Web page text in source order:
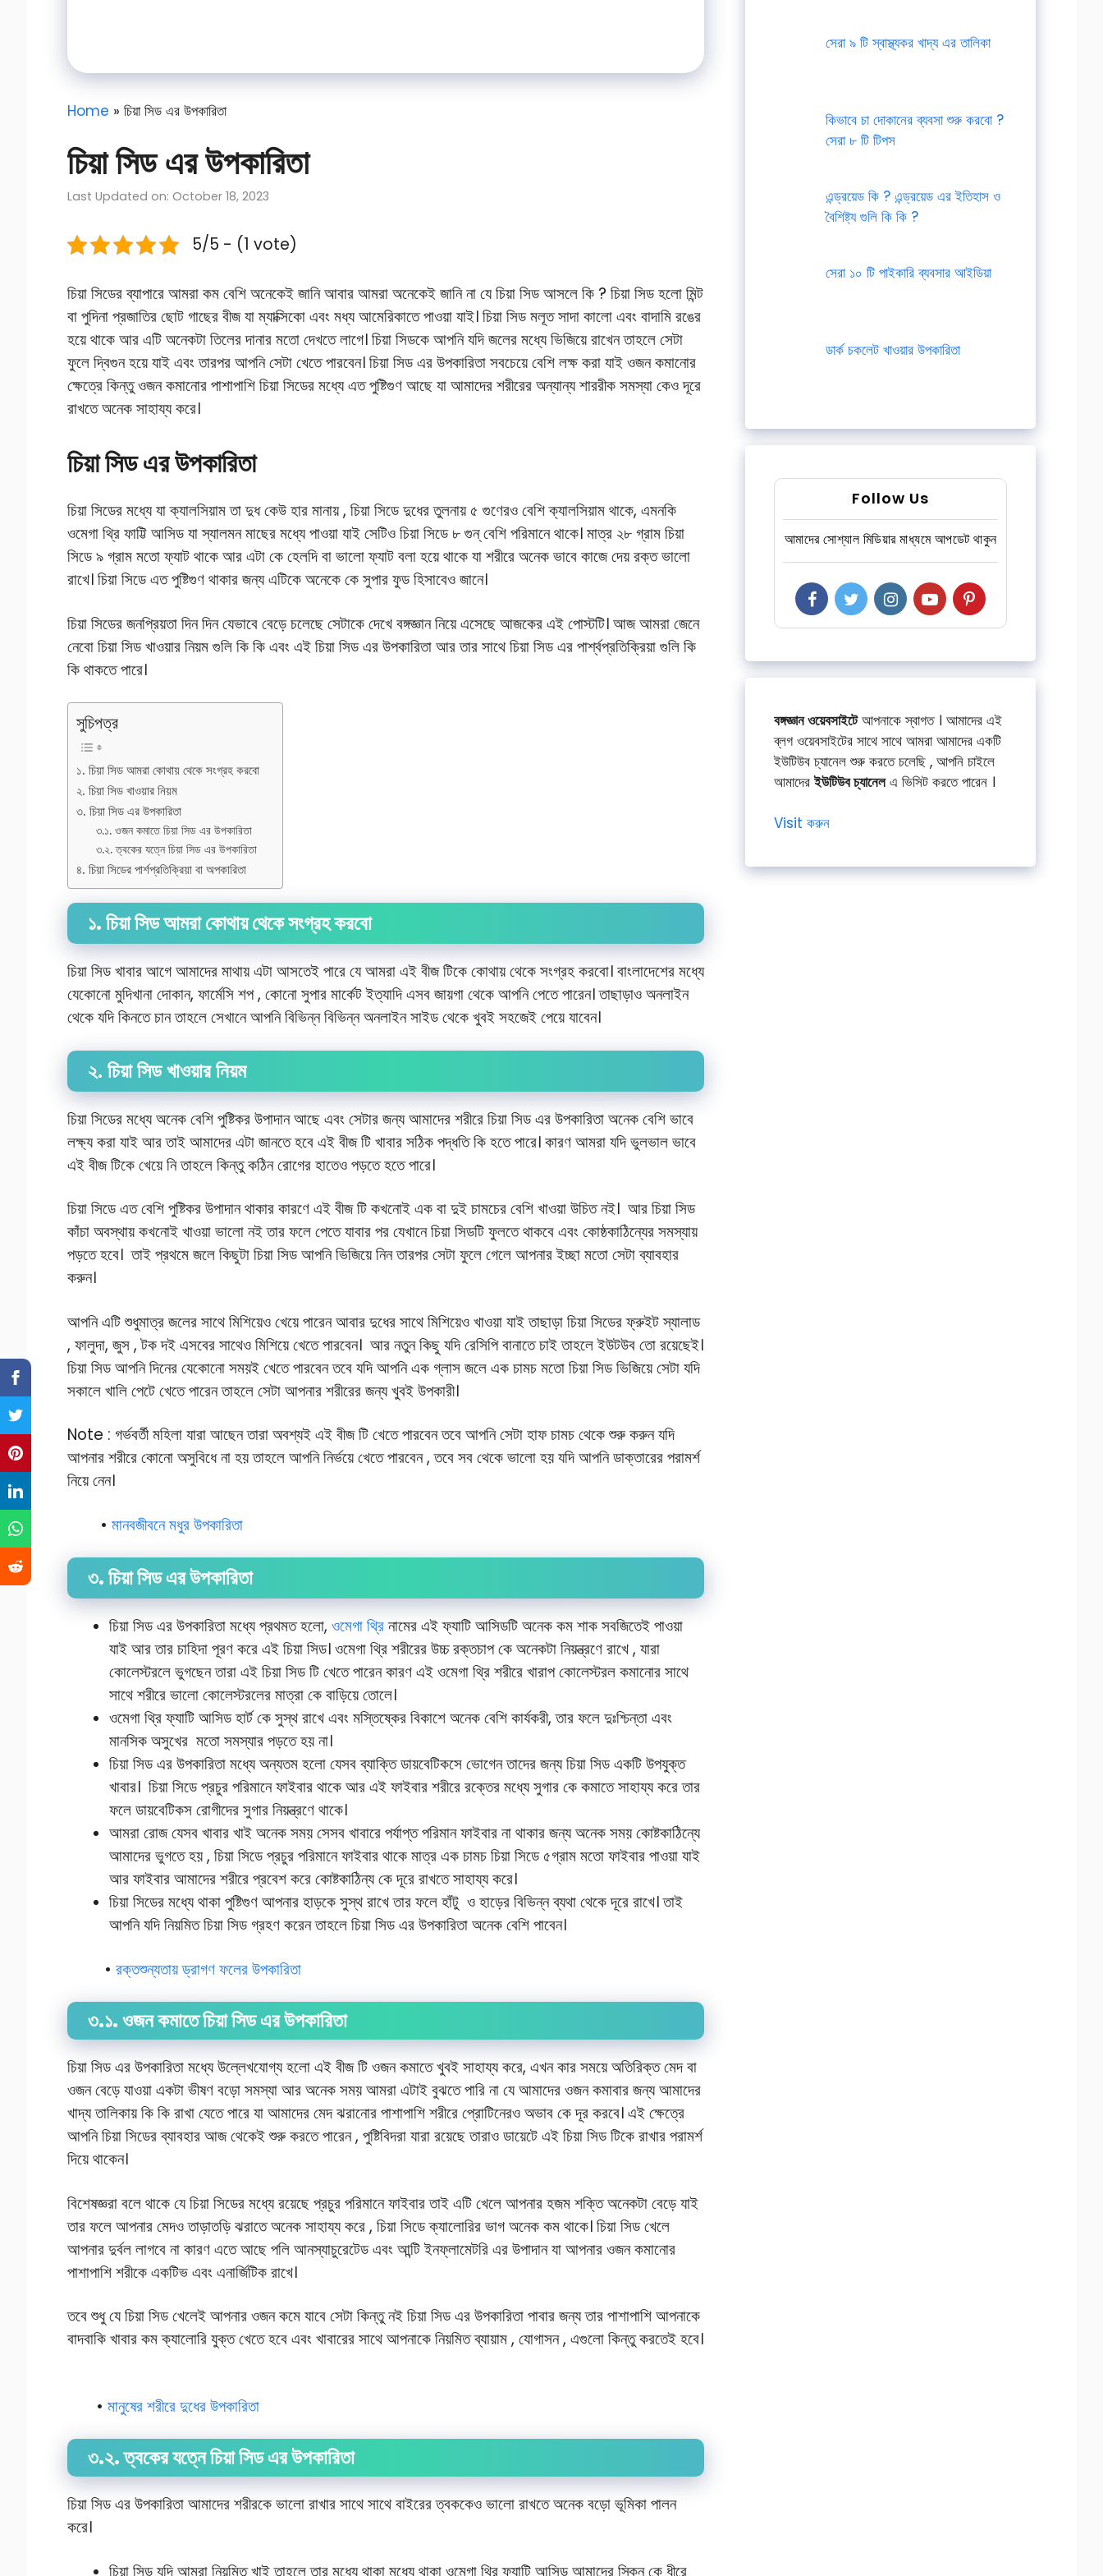
Home » চিয়া সিড এর উপকারিতা
চিয়া সিড এর উপকারিতা
Last Updated on: October 18, 2023
5/5 - (1 vote)
চিয়া সিডের ব্যাপারে আমরা কম বেশি অনেকেই জানি আবার আমরা অনেকেই জানি না যে চিয়া সিড আসলে কি ? চিয়া সিড হলো মিন্ট
বা পুদিনা প্রজাতির ছোট গাছের বীজ যা ম্যাক্সিকো এবং মধ্য আমেরিকাতে পাওয়া যাই। চিয়া সিড মলূত সাদা কালো এবং বাদামি রঙের
হয়ে থাকে আর এটি অনেকটা তিলের দানার মতো দেখতে লাগে। চিয়া সিডকে আপনি যদি জলের মধ্যে ভিজিয়ে রাখেন তাহলে সেটা
ফুলে দ্বিগুন হয়ে যাই এবং তারপর আপনি সেটা খেতে পারবেন। চিয়া সিড এর উপকারিতা সবচেয়ে বেশি লক্ষ করা যাই ওজন কমানোর
ক্ষেত্রে কিন্তু ওজন কমানোর পাশাপাশি চিয়া সিডের মধ্যে এত পুষ্টিগুণ আছে যা আমাদের শরীরের অন্যান্য শাররীক সমস্যা কেও দূরে
রাখতে অনেক সাহায্য করে।
চিয়া সিড এর উপকারিতা
চিয়া সিডের মধ্যে যা ক্যালসিয়াম তা দুধ কেউ হার মানায় , চিয়া সিডে দুধের তুলনায় ৫ গুণেরও বেশি ক্যালসিয়াম থাকে, এমনকি
ওমেগা থ্রি ফাট্টি আসিড যা স্যালমন মাছের মধ্যে পাওয়া যাই সেটিও চিয়া সিডে ৮ গুন্ বেশি পরিমানে থাকে। মাত্র ২৮ গ্রাম চিয়া
সিডে ৯ গ্রাম মতো ফ্যাট থাকে আর এটা কে হেলদি বা ভালো ফ্যাট বলা হয়ে থাকে যা শরীরে অনেক ভাবে কাজে দেয় রক্ত ভালো
রাখে। চিয়া সিডে এত পুষ্টিগুণ থাকার জন্য এটিকে অনেকে কে সুপার ফুড হিসাবেও জানে।
চিয়া সিডের জনপ্রিয়তা দিন দিন যেভাবে বেড়ে চলেছে সেটাকে দেখে বঙ্গজ্ঞান নিয়ে এসেছে আজকের এই পোস্টটি। আজ আমরা জেনে
নেবো চিয়া সিড খাওয়ার নিয়ম গুলি কি কি এবং এই চিয়া সিড এর উপকারিতা আর তার সাথে চিয়া সিড এর পার্শ্বপ্রতিক্রিয়া গুলি কি
কি থাকতে পারে।
সুচিপত্র
১. চিয়া সিড আমরা কোথায় থেকে সংগ্রহ করবো
২. চিয়া সিড খাওয়ার নিয়ম
৩. চিয়া সিড এর উপকারিতা
৩.১. ওজন কমাতে চিয়া সিড এর উপকারিতা
৩.২. ত্বকের যত্নে চিয়া সিড এর উপকারিতা
৪. চিয়া সিডের পার্শপ্রতিক্রিয়া বা অপকারিতা
১. চিয়া সিড আমরা কোথায় থেকে সংগ্রহ করবো
চিয়া সিড খাবার আগে আমাদের মাথায় এটা আসতেই পারে যে আমরা এই বীজ টিকে কোথায় থেকে সংগ্রহ করবো। বাংলাদেশের মধ্যে
যেকোনো মুদিখানা দোকান, ফার্মেসি শপ , কোনো সুপার মার্কেট ইত্যাদি এসব জায়গা থেকে আপনি পেতে পারেন। তাছাড়াও অনলাইন
থেকে যদি কিনতে চান তাহলে সেখানে আপনি বিভিন্ন বিভিন্ন অনলাইন সাইড থেকে খুবই সহজেই পেয়ে যাবেন।
২. চিয়া সিড খাওয়ার নিয়ম
চিয়া সিডের মধ্যে অনেক বেশি পুষ্টিকর উপাদান আছে এবং সেটার জন্য আমাদের শরীরে চিয়া সিড এর উপকারিতা অনেক বেশি ভাবে
লক্ষ্য করা যাই আর তাই আমাদের এটা জানতে হবে এই বীজ টি খাবার সঠিক পদ্ধতি কি হতে পারে। কারণ আমরা যদি ভুলভাল ভাবে
এই বীজ টিকে খেয়ে নি তাহলে কিন্তু কঠিন রোগের হাতেও পড়তে হতে পারে।
চিয়া সিডে এত বেশি পুষ্টিকর উপাদান থাকার কারণে এই বীজ টি কখনোই এক বা দুই চামচের বেশি খাওয়া উচিত নই। আর চিয়া সিড
কাঁচা অবস্থায় কখনোই খাওয়া ভালো নই তার ফলে পেতে যাবার পর যেখানে চিয়া সিডটি ফুলতে থাকবে এবং কোষ্ঠকাঠিন্যের সমস্যায়
পড়তে হবে। তাই প্রথমে জলে কিছুটা চিয়া সিড আপনি ভিজিয়ে নিন তারপর সেটা ফুলে গেলে আপনার ইচ্ছা মতো সেটা ব্যাবহার
করুন।
আপনি এটি শুধুমাত্র জলের সাথে মিশিয়েও খেয়ে পারেন আবার দুধের সাথে মিশিয়েও খাওয়া যাই তাছাড়া চিয়া সিডের ফ্রুইট স্যালাড
, ফালুদা, জুস , টক দই এসবের সাথেও মিশিয়ে খেতে পারবেন। আর নতুন কিছু যদি রেসিপি বানাতে চাই তাহলে ইউটউব তো রয়েছেই।
চিয়া সিড আপনি দিনের যেকোনো সময়ই খেতে পারবেন তবে যদি আপনি এক গ্লাস জলে এক চামচ মতো চিয়া সিড ভিজিয়ে সেটা যদি
সকালে খালি পেটে খেতে পারেন তাহলে সেটা আপনার শরীরের জন্য খুবই উপকারী।
Note : গর্ভবর্তী মহিলা যারা আছেন তারা অবশ্যই এই বীজ টি খেতে পারবেন তবে আপনি সেটা হাফ চামচ থেকে শুরু করুন যদি
আপনার শরীরে কোনো অসুবিধে না হয় তাহলে আপনি নির্ভয়ে খেতে পারবেন , তবে সব থেকে ভালো হয় যদি আপনি ডাক্তারের পরামর্শ
নিয়ে নেন।
• মানবজীবনে মধুর উপকারিতা
৩. চিয়া সিড এর উপকারিতা
চিয়া সিড এর উপকারিতা মধ্যে প্রথমত হলো, ওমেগা থ্রিনামের এই ফ্যাটি আসিডটি অনেক কম শাক সবজিতেই পাওয়া
যাই আর তার চাহিদা পূরণ করে এই চিয়া সিড। ওমেগা থ্রি শরীরের উচ্চ রক্তচাপ কে অনেকটা নিয়ন্ত্রণে রাখে , যারা
কোলেস্টরলে ভুগছেন তারা এই চিয়া সিড টি খেতে পারেন কারণ এই ওমেগা থ্রি শরীরে খারাপ কোলেস্টরল কমানোর সাথে
সাথে শরীরে ভালো কোলেস্টরলের মাত্রা কে বাড়িয়ে তোলে।
ওমেগা থ্রি ফ্যাটি আসিড হার্ট কে সুস্থ রাখে এবং মস্তিষ্কের বিকাশে অনেক বেশি কার্যকরী, তার ফলে দুঃশ্চিন্তা এবং
মানসিক অসুখের মতো সমস্যার পড়তে হয় না।
চিয়া সিড এর উপকারিতা মধ্যে অন্যতম হলো যেসব ব্যাক্তি ডায়বেটিকসে ভোগেন তাদের জন্য চিয়া সিড একটি উপযুক্ত
খাবার। চিয়া সিডে প্রচুর পরিমানে ফাইবার থাকে আর এই ফাইবার শরীরে রক্তের মধ্যে সুগার কে কমাতে সাহায্য করে তার
ফলে ডায়বেটিকস রোগীদের সুগার নিয়ন্ত্রণে থাকে।
আমরা রোজ যেসব খাবার খাই অনেক সময় সেসব খাবারে পর্যাপ্ত পরিমান ফাইবার না থাকার জন্য অনেক সময় কোষ্টকাঠিন্যে
আমাদের ভুগতে হয় , চিয়া সিডে প্রচুর পরিমানে ফাইবার থাকে মাত্র এক চামচ চিয়া সিডে ৫গ্রাম মতো ফাইবার পাওয়া যাই
আর ফাইবার আমাদের শরীরে প্রবেশ করে কোষ্টকাঠিন্য কে দূরে রাখতে সাহায্য করে।
চিয়া সিডের মধ্যে থাকা পুষ্টিগুণ আপনার হাড়কে সুস্থ রাখে তার ফলে হাঁটু ও হাড়ের বিভিন্ন ব্যথা থেকে দূরে রাখে। তাই
আপনি যদি নিয়মিত চিয়া সিড গ্রহণ করেন তাহলে চিয়া সিড এর উপকারিতা অনেক বেশি পাবেন।
• রক্তশুন্যতায় ড্রাগণ ফলের উপকারিতা
৩.১. ওজন কমাতে চিয়া সিড এর উপকারিতা
চিয়া সিড এর উপকারিতা মধ্যে উল্লেখযোগ্য হলো এই বীজ টি ওজন কমাতে খুবই সাহায্য করে, এখন কার সময়ে অতিরিক্ত মেদ বা
ওজন বেড়ে যাওয়া একটা ভীষণ বড়ো সমস্যা আর অনেক সময় আমরা এটাই বুঝতে পারি না যে আমাদের ওজন কমাবার জন্য আমাদের
খাদ্য তালিকায় কি কি রাখা যেতে পারে যা আমাদের মেদ ঝরানোর পাশাপাশি শরীরে প্রোটিনেরও অভাব কে দূর করবে। এই ক্ষেত্রে
আপনি চিয়া সিডের ব্যাবহার আজ থেকেই শুরু করতে পারেন , পুষ্টিবিদরা যারা রয়েছে তারাও ডায়েটে এই চিয়া সিড টিকে রাখার পরামর্শ
দিয়ে থাকেন।
বিশেষজ্ঞরা বলে থাকে যে চিয়া সিডের মধ্যে রয়েছে প্রচুর পরিমানে ফাইবার তাই এটি খেলে আপনার হজম শক্তি অনেকটা বেড়ে যাই
তার ফলে আপনার মেদও তাড়াতড়ি ঝরাতে অনেক সাহায্য করে , চিয়া সিডে ক্যালোরির ভাগ অনেক কম থাকে। চিয়া সিড খেলে
আপনার দুর্বল লাগবে না কারণ এতে আছে পলি আনস্যাচুরেটেড এবং আন্টি ইনফ্লামেটরি এর উপাদান যা আপনার ওজন কমানোর
পাশাপাশি শরীকে একটিভ এবং এনার্জিটিক রাখে।
তবে শুধু যে চিয়া সিড খেলেই আপনার ওজন কমে যাবে সেটা কিন্তু নই চিয়া সিড এর উপকারিতা পাবার জন্য তার পাশাপাশি আপনাকে
বাদবাকি খাবার কম ক্যালোরি যুক্ত খেতে হবে এবং খাবারের সাথে আপনাকে নিয়মিত ব্যায়াম , যোগাসন , এগুলো কিন্তু করতেই হবে।
• মানুষের শরীরে দুধের উপকারিতা
৩.২. ত্বকের যত্নে চিয়া সিড এর উপকারিতা
চিয়া সিড এর উপকারিতা আমাদের শরীরকে ভালো রাখার সাথে সাথে বাইরের ত্বককেও ভালো রাখতে অনেক বড়ো ভূমিকা পালন
করে।
চিয়া সিড যদি আমরা নিয়মিত খাই তাহলে তার মধ্যে থাকা মধ্যে থাকা ওমেগা থ্রি ফ্যাটি আসিড আমাদের স্কিন কে ধীরে
সেরা ৯ টি স্বাস্থ্যকর খাদ্য এর তালিকা
কিভাবে চা দোকানের ব্যবসা শুরু করবো ?
সেরা ৮ টি টিপস
এন্ড্রয়েড কি ? এন্ড্রয়েড এর ইতিহাস ও
বৈশিষ্ট্য গুলি কি কি ?
সেরা ১০ টি পাইকারি ব্যবসার আইডিয়া
ডার্ক চকলেট খাওয়ার উপকারিতা
Follow Us
আমাদের সোশ্যাল মিডিয়ার মাধ্যমে আপডেট থাকুন
বঙ্গজ্ঞান ওয়েবসাইটেআপনাকে স্বাগত । আমাদের এই
ব্লগ ওয়েবসাইটের সাথে সাথে আমরা আমাদের একটি
ইউটিউব চ্যানেল শুরু করতে চলেছি , আপনি চাইলে
আমাদেরইউটিউব চ্যানেলএ ভিসিট করতে পারেন ।
Visit করুন